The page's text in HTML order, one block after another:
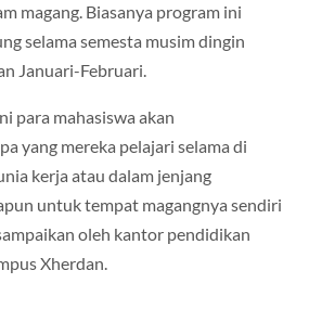
magang. Biasanya program ini
selama semesta musim dingin
Januari-Februari.
para mahasiswa akan
yang mereka pelajari selama di
kerja atau dalam jenjang
untuk tempat magangnya sendiri
oleh kantor pendidikan
Xherdan.